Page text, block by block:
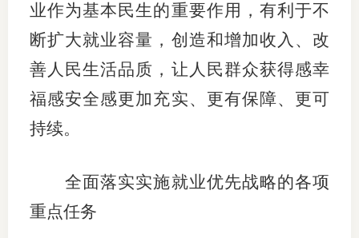
业作为基本民生的重要作用，有利于不
断扩大就业容量，创造和增加收入、改
善人民生活品质，让人民群众获得感幸
福感安全感更加充实、更有保障、更可
持续。
全面落实实施就业优先战略的各项
重点任务